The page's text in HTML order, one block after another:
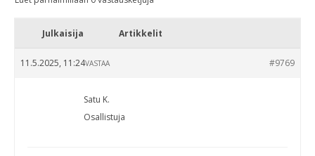
Julkaisija Artikkelit
11.5.2025, 11:24 #9769
VASTAA
Satu K.
Osallistuja